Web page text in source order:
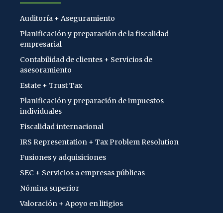
Auditoría + Aseguramiento
Planificación y preparación de la fiscalidad
empresarial
Contabilidad de clientes + Servicios de
asesoramiento
Estate + Trust Tax
Planificación y preparación de impuestos
individuales
Fiscalidad internacional
IRS Representation + Tax Problem Resolution
Fusiones y adquisiciones
SEC + Servicios a empresas públicas
Nómina superior
Valoración + Apoyo en litigios